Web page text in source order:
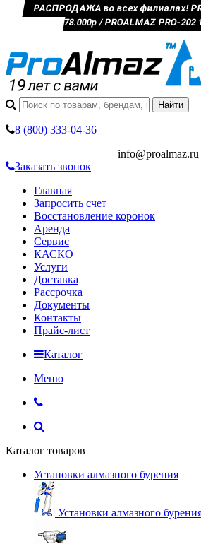
РАСПРОДАЖА во всех филиалах!
78.000р / PROALMAZ PRO-202
8 (800) 333-04-36
info@proalmaz.ru
Заказать звонок
Главная
Запросить счет
Восстановление коронок
Аренда
Сервис
КАСКО
Услуги
Доставка
Рассрочка
Документы
Контакты
Прайс-лист
Каталог
Меню
Каталог товаров
Установки алмазного бурения
Установки алмазного